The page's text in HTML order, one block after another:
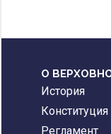
О
История
Конституция
Регламент